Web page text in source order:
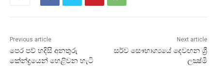
Previous article
පෙර පව් හදිසි අනතුරු
කේන්ද්‍රයෙන් හෙළිවන හැටි
Next article
සර්ව සෞභාග්‍යයේ දෙවඟන ශ්‍රී
ලක්‍ෂ්මී